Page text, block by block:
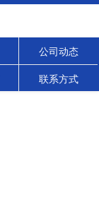
公司动态
联系方式